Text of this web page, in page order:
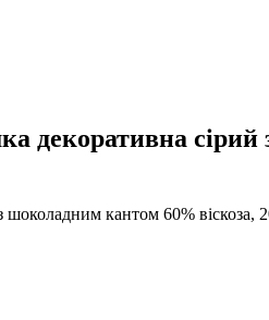
сірий
кантом 60% віскоза,